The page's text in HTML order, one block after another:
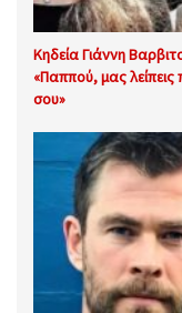
Κηδεία Γιάννη
«Παππού, μας λείπεις
σου»